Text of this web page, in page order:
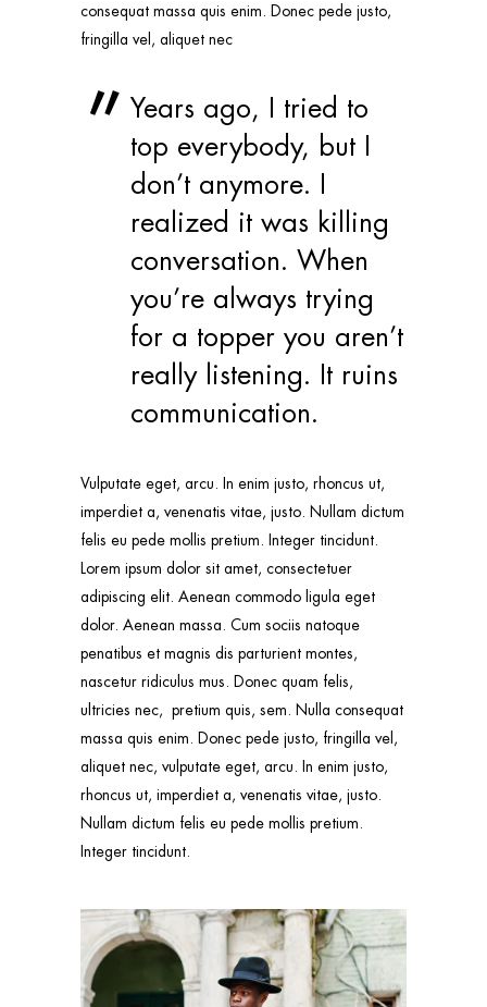
consequat massa quis enim. Donec pede justo,
fringilla vel, aliquet nec
Years ago, I tried to
top everybody, but I
don’t anymore. I
realized it was killing
conversation. When
you’re always trying
for a topper you aren’t
really listening. It ruins
communication.
Vulputate eget, arcu. In enim justo, rhoncus ut,
imperdiet a, venenatis vitae, justo. Nullam dictum
felis eu pede mollis pretium. Integer tincidunt.
Lorem ipsum dolor sit amet, consectetuer
adipiscing elit. Aenean commodo ligula eget
dolor. Aenean massa. Cum sociis natoque
penatibus et magnis dis parturient montes,
nascetur ridiculus mus. Donec quam felis,
ultricies nec, pretium quis, sem. Nulla consequat
massa quis enim. Donec pede justo, fringilla vel,
aliquet nec, vulputate eget, arcu. In enim justo,
rhoncus ut, imperdiet a, venenatis vitae, justo.
Nullam dictum felis eu pede mollis pretium.
Integer tincidunt.